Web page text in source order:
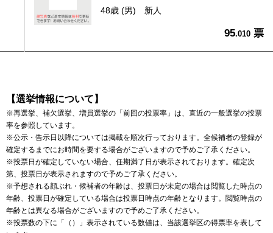
48歳 (男) 新人
95.010 票
【選挙情報について】
※再選挙、補欠選挙、増員選挙の「前回の投票率」は、直近の一般選挙の投票
率を参照しています。
※公示・告示日以降については掲載を順次行っております。全候補者の登録が
確定するまでにお時間を要する場合がございますので予めご了承ください。
※投票日が確定していない場合、任期満了日が表示されております。確定次
第、投票日が表示されますので予めご了承ください。
※予想される顔ぶれ・候補者の年齢は、投票日が未定の場合は閲覧した時点の
年齢、投票日が確定している場合は投票日時点の年齢となります。閲覧時点の
年齢とは異なる場合がございますので予めご了承ください。
※投票数の下に「（）」表示されている数値は、当該選挙区の得票率を表して